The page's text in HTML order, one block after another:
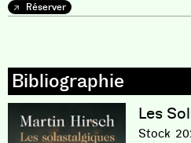
Réserver
Les
Stock